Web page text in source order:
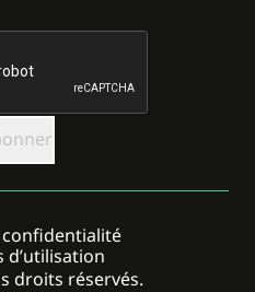
droits réservés.
d’utilisation